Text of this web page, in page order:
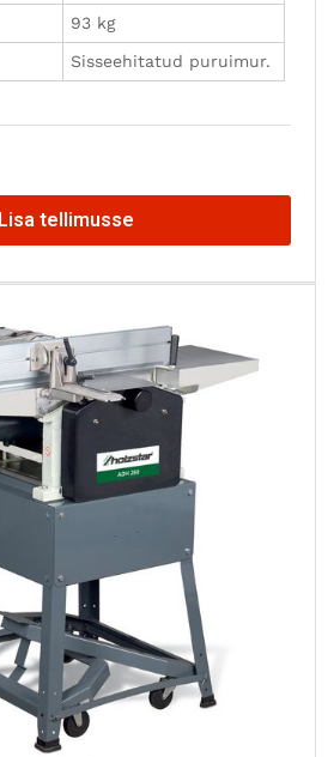
93 kg
Sisseehitatud puruimur.
Lisa tellimusse